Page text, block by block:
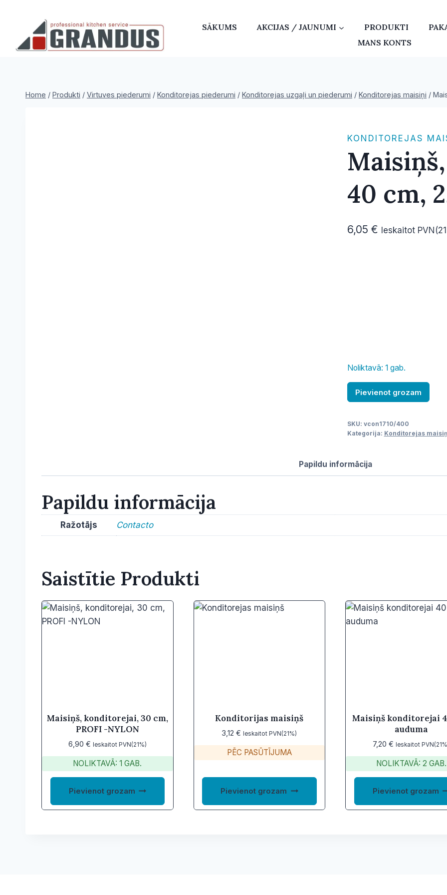
SĀKUMS
AKCIJAS / JAUNUMI PRODUKTI
MANS KONTS
Home / Produkti / Virtuves piederumi / Konditorejas piederumi / Konditorejas uzgaļi un piederumi / Konditorejas maisiņi /
KONDITOREJAS
40 cm,
6,05 € Ieskaitot
Noliktavā: 1 gab.
Maisiņš,
konditorejai,
cm,
daudzums
Pievienot grozam
SKU: vcon1710/400
Kategorija: Konditorejas
Papildu informācija
Papildu informācija
Ražotājs Contacto
Saistītie Produkti
Maisiņš, konditorejai, 30 cm,
PROFI -NYLON
6,90 € Ieskaitot PVN(21%)
NOLIKTAVĀ: 1 GAB.
Pievienot grozam
Konditorijas maisiņš
3,12€ Ieskaitot PVN(21%)
PĒC PASŪTĪJUMA
Pievienot grozam
Maisiņš konditorejai
auduma
7,20€ Ieskaitot
NOLIKTAVĀ: 2 GAB.
Pievienot grozam